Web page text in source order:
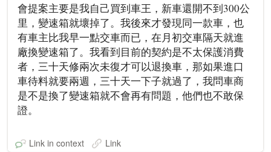
會提案主要是我自己買到車王，新車還開不到300公
里，變速箱就壞掉了。我後來才發現同一款車，也
有車主比我早一點交車而已，在月初交車隔天就進
廠換變速箱了。我看到目前的契約是不太保護消費
者，三十天修兩次未復才可以退換車，那如果進口
車待料就要兩週，三十天一下子就過了，我問車商
是不是換了變速箱就不會再有問題，他們也不敢保
證。
Link in context Link